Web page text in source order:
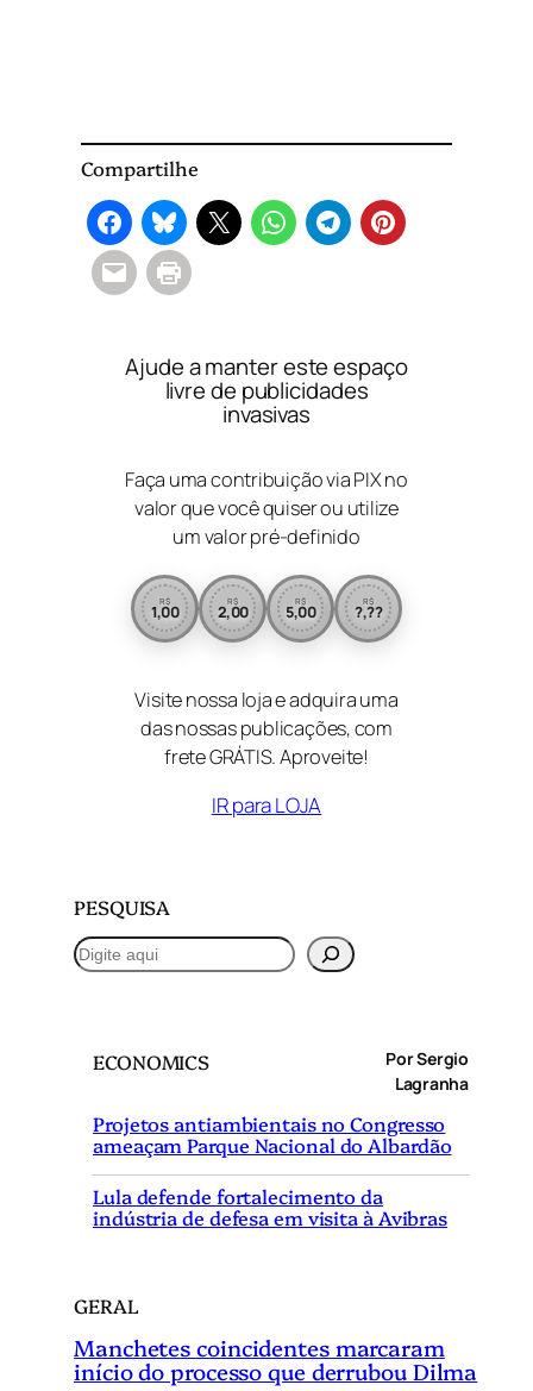
Compartilhe
Ajude a manter este espaço
livre de publicidades
invasivas
Faça uma contribuição via PIX no
valor que você quiser ou utilize
um valor pré-definido
R$
1,00
R$
2,00
R$
5,00
R$
?,??
Visite nossa loja e adquira uma
das nossas publicações, com
frete GRÁTIS. Aproveite!
IR para LOJA
PESQUISA
P
e
ECONOMICS
Por Sergio
Lagranha
Projetos antiambientais no Congresso
ameaçam Parque Nacional do Albardão
Lula defende fortalecimento da
indústria de defesa em visita à Avibras
GERAL
Manchetes coincidentes marcaram
início do processo que derrubou Dilma